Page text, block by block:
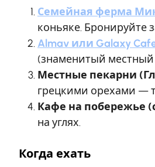
Семейная ферма
коньяке. Бронируйте
Almav или Galaxy
(знаменитый
Местные пекарни
грецкими орехами —
Кафе на побережье
на углях.
Когда ехать